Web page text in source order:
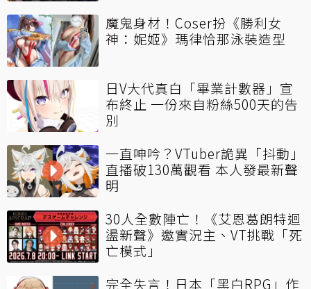
魔鬼身材！Coser扮《勝利女
神：妮姬》瑪律恰那泳裝造型
日V大代真白「畢業計數器」宣
布終止 一份來自粉絲500天的告
別
一直呻吟？VTuber詭異「抖動」
直播破130萬觀看 本人發最新聲
明
30人全數陣亡！《艾恩葛朗特迴
盪新聲》邀實況主、VT挑戰「死
亡模式」
完全失言！日本「黑白RPG」作